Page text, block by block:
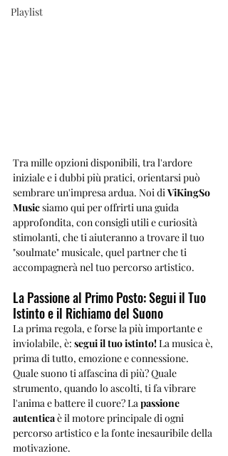
Playlist
Tra mille opzioni disponibili, tra l'ardore
iniziale e i dubbi più pratici, orientarsi può
sembrare un'impresa ardua. Noi di ViKingSo
Music siamo qui per offrirti una guida
approfondita, con consigli utili e curiosità
stimolanti, che ti aiuteranno a trovare il tuo
"soulmate" musicale, quel partner che ti
accompagnerà nel tuo percorso artistico.
La Passione al Primo Posto: Segui il Tuo
Istinto e il Richiamo del Suono
La prima regola, e forse la più importante e
inviolabile, è: segui il tuo istinto! La musica è,
prima di tutto, emozione e connessione.
Quale suono ti affascina di più? Quale
strumento, quando lo ascolti, ti fa vibrare
l'anima e battere il cuore? La passione
autentica è il motore principale di ogni
percorso artistico e la fonte inesauribile della
motivazione.